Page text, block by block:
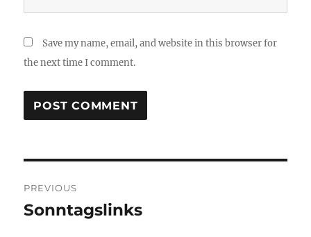
Save my name, email, and website in this browser for
the next time I comment.
navigation
PREVIOUS
Previous
Sonntagslinks